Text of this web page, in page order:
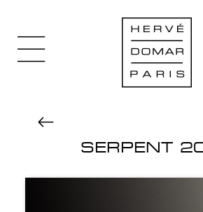
SERPENT